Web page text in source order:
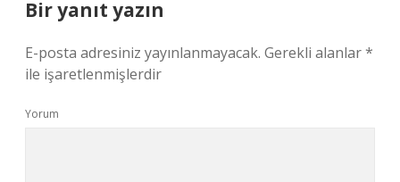
Bir yanıt yazın
E-posta adresiniz yayınlanmayacak. Gerekli alanlar*
ile işaretlenmişlerdir
Yorum